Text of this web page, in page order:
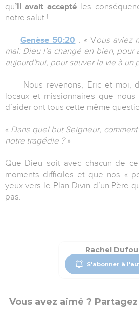
qu’Il avait acceptéles
notre salut !
Genèse 50:20 : « Vous aviez
mal: Dieu l'a changé en bien, pour
aujourd'hui, pour sauver la vie à un
Nous revenons, Eric et moi,
locaux et missionnaires que
d’aider ont tous cette même
« Dans quel but Seigneur,
notre tragédie ? »
Que Dieu soit avec chacun de
moments difficiles et que nos «
yeux vers le Plan Divin d’un Père
pas.
Rachel
S'abonner à
Vous avez aimé ?